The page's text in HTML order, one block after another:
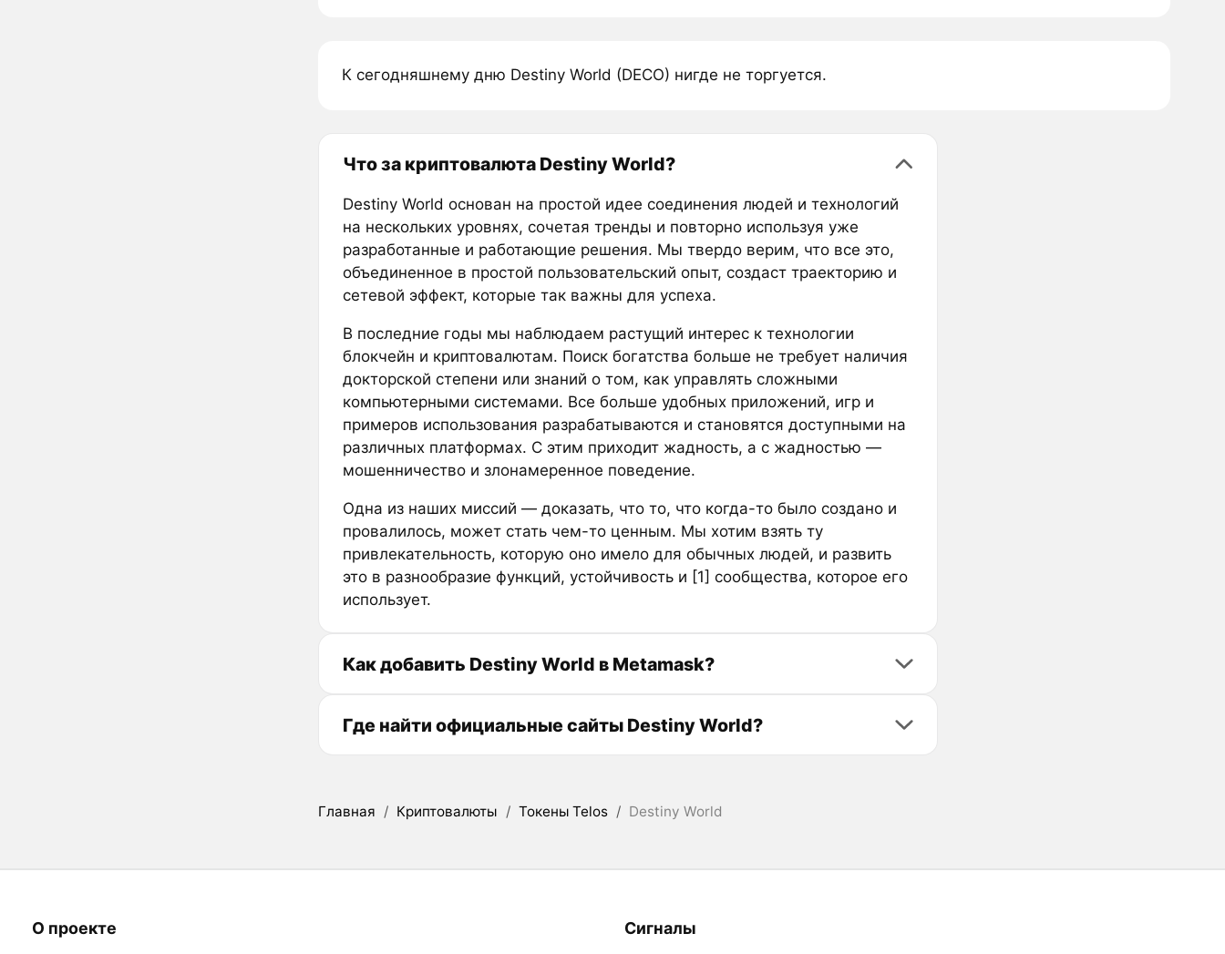
К сегодняшнему дню Destiny World (DECO) нигде не торгуется.
Что за криптовалюта Destiny World?
Destiny World основан на простой идее соединения людей и технологий
на нескольких уровнях, сочетая тренды и повторно используя уже
разработанные и работающие решения. Мы твердо верим, что все это,
объединенное в простой пользовательский опыт, создаст траекторию и
сетевой эффект, которые так важны для успеха.
В последние годы мы наблюдаем растущий интерес к технологии
блокчейн и криптовалютам. Поиск богатства больше не требует наличия
докторской степени или знаний о том, как управлять сложными
компьютерными системами. Все больше удобных приложений, игр и
примеров использования разрабатываются и становятся доступными на
различных платформах. С этим приходит жадность, а с жадностью —
мошенничество и злонамеренное поведение.
Одна из наших миссий — доказать, что то, что когда-то было создано и
провалилось, может стать чем-то ценным. Мы хотим взять ту
привлекательность, которую оно имело для обычных людей, и развить
это в разнообразие функций, устойчивость и [1] сообщества, которое его
использует.
Как добавить Destiny World в Metamask?
Где найти официальные сайты Destiny World?
Главная / Криптовалюты / Токены Telos / Destiny World
О проекте Сигналы